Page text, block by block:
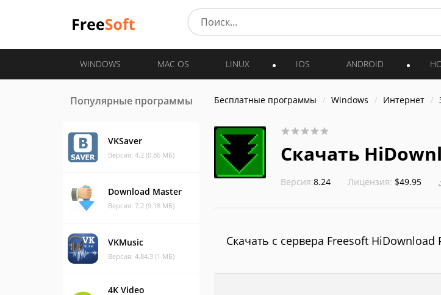
WINDOWS MAC OS LINUX IOS ANDROID
Популярные программы
VKSaver
Версия: 4.2 (0.86 МБ)
Download Master
Версия: 7.2 (9.18 МБ)
VKMusic
Версия: 4.84.3 (1 МБ)
4K Video
Бесплатные программы Windows Интернет
Скачать
Версия:8.24 Лицензия: $49.95
Скачать с сервера Freesoft